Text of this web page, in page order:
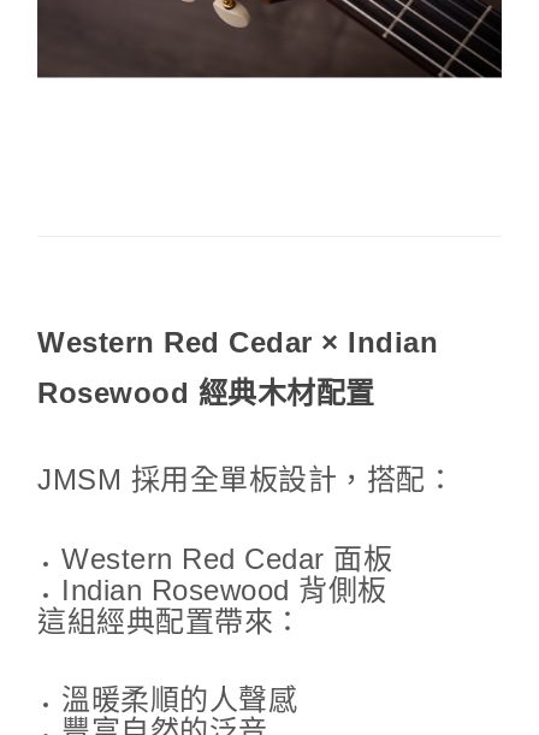
Western Red Cedar × Indian
Rosewood 經典木材配置
JMSM 採用全單板設計，搭配：
Western Red Cedar 面板
Indian Rosewood 背側板
這組經典配置帶來：
溫暖柔順的人聲感